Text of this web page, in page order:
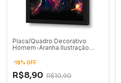
Placa/Quadro Decorativo
Homem-Aranha Ilustração
-18% OFF
R$8,90 R$10,90